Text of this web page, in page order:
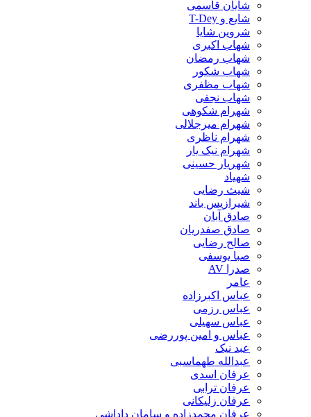
شایان قاسمی
شایع و T-Dey
شروین شایا
شهاب اکبری
شهاب رمضان
شهاب شکور
شهاب مظفری
شهاب نجفی
شهرام شکوهی
شهرام میرجلالی
شهرام ناظری
شهرام نیک یار
شهریار حسینی
شهیاد
شیث رضایی
شیرازیس باند
صادق آبان
صادق صفدریان
صالح رضایی
صبا یوسفی
صدرا AV
عامر
عباس اکبرزاده
عباس رزمی
عباس سهیلی
عباس و امین پوررضی
عبد نیک
عبدالله طهماسبی‎
عرفان اسدی
عرفان ترابی
عرفان زلیکانی
عرفان محمدزاده و سامان داداشی